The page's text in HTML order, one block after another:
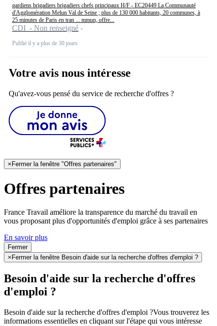
gardiens brigadiers brigadiers chefs principaux H/F - EC20449 La Communauté
d'Agglomération Melun Val de Seine ; plus de 130 000 habitants, 20 communes, à
25 minutes de Paris en tran ... mmun, offre...
CDI - Non renseigné
Publié il y a plus de 30 jours
Votre avis nous intéresse
Qu'avez-vous pensé du service de recherche d'offres ?
× Fermer la fenêtre "Offres partenaires"
Offres partenaires
France Travail améliore la transparence du marché du travail en
vous proposant plus d'opportunités d'emploi grâce à ses partenaires
En savoir plus
Fermer
× Fermer la fenêtre Besoin d'aide sur la recherche d'offres d'emploi ?
Besoin d'aide sur la recherche d'offres
d'emploi ?
Besoin d'aide sur la recherche d'offres d'emploi ?Vous trouverez les
informations essentielles en cliquant sur l'étape qui vous intéresse